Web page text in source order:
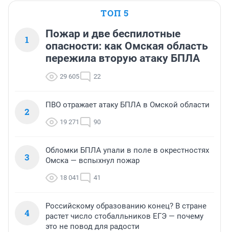
ТОП 5
1
Пожар и две беспилотные
опасности: как Омская область
пережила вторую атаку БПЛА
29 605 22
2
ПВО отражает атаку БПЛА в Омской области
19 271 90
3
Обломки БПЛА упали в поле в окрестностях
Омска — вспыхнул пожар
18 041 41
4
Российскому образованию конец? В стране
растет число стобалльников ЕГЭ — почему
это не повод для радости